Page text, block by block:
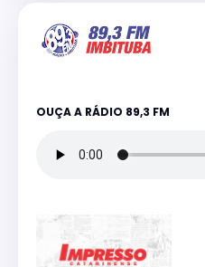
OUÇA A RÁDIO 89,3 FM